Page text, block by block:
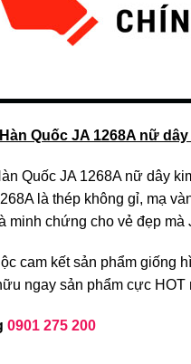
Quốc JA 1268A nữ
Quốc JA 1268A nữ dây
là thép không gỉ, mạ
minh chứng cho vẻ đẹp mà
cam kết sản phẩm giống
ngay sản phẩm cực HOT
0901 275 200